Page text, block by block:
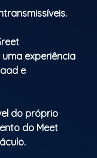
experiência
e
do próprio
do Meet